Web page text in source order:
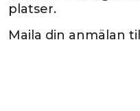
platser.
Maila din anmälan